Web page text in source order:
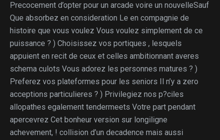
Precocement d’opter pour un arcade voire un nouvelleSauf
Que absorbez en consideration Le en compagnie de
histoire que vous voulez Vous voulez simplement de ce
puissance ? ) Choisissez vos portiques , lesquels
appuient en recit de ceux et celles ambitionnant averes
schema culots Vous adorez les personnes matures ? )
Preferez vos plateformes pour les seniors Il n’y a zero
acceptions particulieres ? ) Privilegiez nos p?ciles
allopathes egalement tendermeets Votre part pendant
apercevrez Cet bonheur version sur longiligne
achevement, ! collision d’un decadence mais aussi